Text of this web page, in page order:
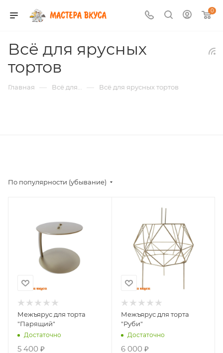
0
Всё для ярусных
тортов
Главная — Всё для... — Всё для ярусных тортов
По популярности (убывание)
Межъярус для торта
"Парящий"
Достаточно
5 400 ₽
Межъярус для торта
"Руби"
Достаточно
6 000 ₽